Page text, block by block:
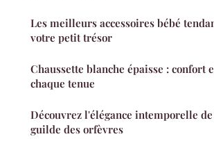
Les meilleurs accessoires bébé
votre petit trésor
Chaussette blanche épaisse : confort
chaque tenue
Découvrez l'élégance intemporelle
guilde des orfèvres